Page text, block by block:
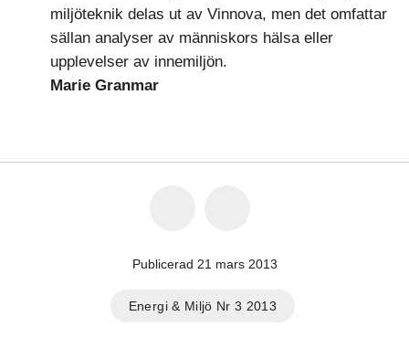
miljöteknik delas ut av Vinnova, men det omfattar
sällan analyser av människors hälsa eller
upplevelser av innemiljön.
Marie Granmar
Publicerad 21 mars 2013
Energi & Miljö Nr 3 2013